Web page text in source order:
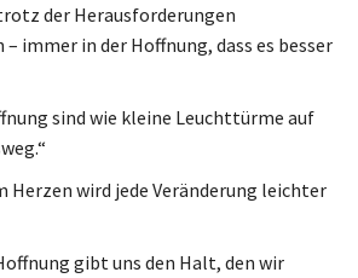
der Herausforderungen
immer in der Hoffnung, dass es besser
sind wie kleine Leuchttürme auf
Herzen wird jede Veränderung leichter
gibt uns den Halt, den wir